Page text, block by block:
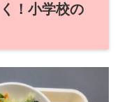
！小学校の